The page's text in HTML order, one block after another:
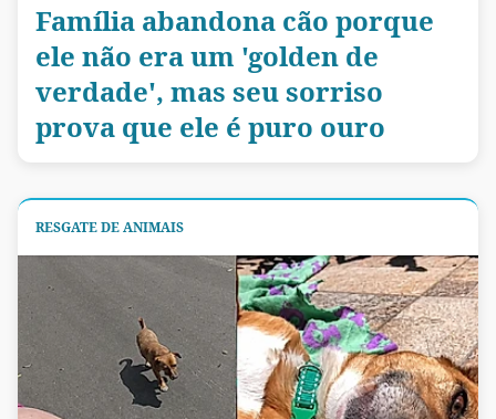
Família abandona cão porque
ele não era um 'golden de
verdade', mas seu sorriso
prova que ele é puro ouro
RESGATE DE ANIMAIS